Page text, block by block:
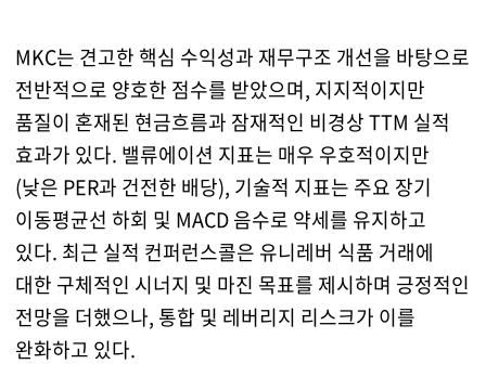
MKC는 견고한 핵심 수익성과 재무구조 개선을 바탕으로
전반적으로 양호한 점수를 받았으며, 지지적이지만
품질이 혼재된 현금흐름과 잠재적인 비경상 TTM 실적
효과가 있다. 밸류에이션 지표는 매우 우호적이지만
(낮은 PER과 건전한 배당), 기술적 지표는 주요 장기
이동평균선 하회 및 MACD 음수로 약세를 유지하고
있다. 최근 실적 컨퍼런스콜은 유니레버 식품 거래에
대한 구체적인 시너지 및 마진 목표를 제시하며 긍정적인
전망을 더했으나, 통합 및 레버리지 리스크가 이를
완화하고 있다.